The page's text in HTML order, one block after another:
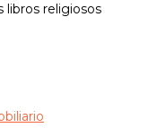
libros religiosos